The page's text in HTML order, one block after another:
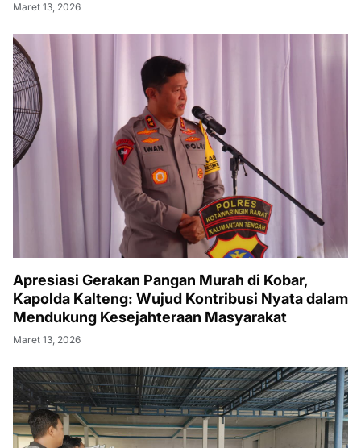
Maret 13, 2026
Apresiasi Gerakan Pangan Murah di Kobar,
Kapolda Kalteng: Wujud Kontribusi Nyata dalam
Mendukung Kesejahteraan Masyarakat
Maret 13, 2026